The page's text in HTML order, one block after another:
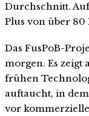
Durchschnitt.
Plus von über 80
Das FusPoB-
morgen. Es zeigt
frühen
auftaucht, in
vor